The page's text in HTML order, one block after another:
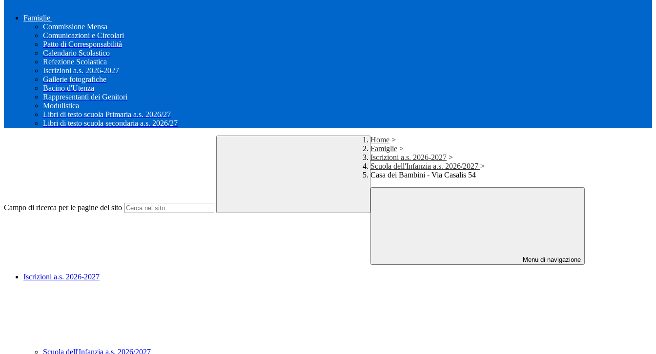
Famiglie
Commissione Mensa
Comunicazioni e Circolari
Patto di Corresponsabilità
Calendario Scolastico
Refezione Scolastica
Iscrizioni a.s. 2026-2027
Gallerie fotografiche
Bacino d'Utenza
Rappresentanti dei Genitori
Modulistica
Libri di testo scuola Primaria a.s. 2026/27
Libri di testo scuola secondaria a.s. 2026/27
Campo di ricerca per le pagine del sito
Home >
Famiglie >
Iscrizioni a.s. 2026-2027 >
Scuola dell'Infanzia a.s. 2026/2027 >
Casa dei Bambini - Via Casalis 54
Menu di navigazione
Iscrizioni a.s. 2026-2027
Scuola dell'Infanzia a.s. 2026/2027